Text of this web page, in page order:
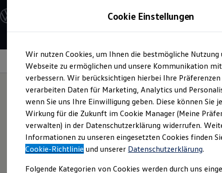
Hauptinhalt
springen
Footer
springen
Nutzfahrzeugkategorien entdecken
Modelle konfigurieren
Vorgängermodelle und Oldtimer
Vorgängermodelle
Oldtimer
Bulli Historie
Branchenlösungen & Gewerbekunden
Umbaulösungen und Hersteller finden
Auf- und Umbauten entdecken & konfigurieren
Groß- und Sonderkunden
Großkunden
Kommunen & Behörden
Journalisten
Sportvereine
Branchenlösungen
Andere Modelle
So aktivieren Sie VW
den anderen Modellen
Cookie Einstellungen
Wir nutzen Cookies, um Ihnen die bestmögliche Nutzung
Webseite zu ermöglichen und unsere Kommunikation
verbessern. Wir berücksichtigen hierbei Ihre Präferenzen
verarbeiten Daten für Marketing, Analytics und
wenn Sie uns Ihre Einwilligung geben. Diese können Sie
Wirkung für die Zukunft im Cookie Manager (Meine
verwalten) in der Datenschutzerklärung widerrufen.
Informationen zu unseren eingesetzten Cookies finden
Cookie-Richtlinie und unserer Datenschutzerklärung.
Folgende Kategorien von Cookies werden durch uns